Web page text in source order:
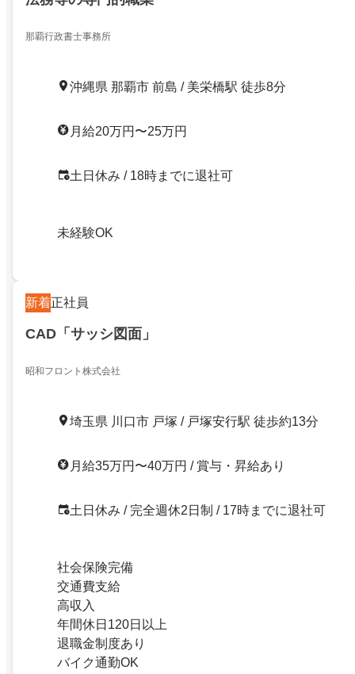
那覇行政書士事務所
沖縄県 那覇市 前島 / 美栄橋駅 徒歩8分
月給20万円〜25万円
土日休み / 18時までに退社可
未経験OK
新着正社員
CAD「サッシ図面」
昭和フロント株式会社
埼玉県 川口市 戸塚 / 戸塚安行駅 徒歩約13分
月給35万円〜40万円 / 賞与・昇給あり
土日休み / 完全週休2日制 / 17時までに退社可
社会保険完備
交通費支給
高収入
年間休日120日以上
退職金制度あり
バイク通勤OK